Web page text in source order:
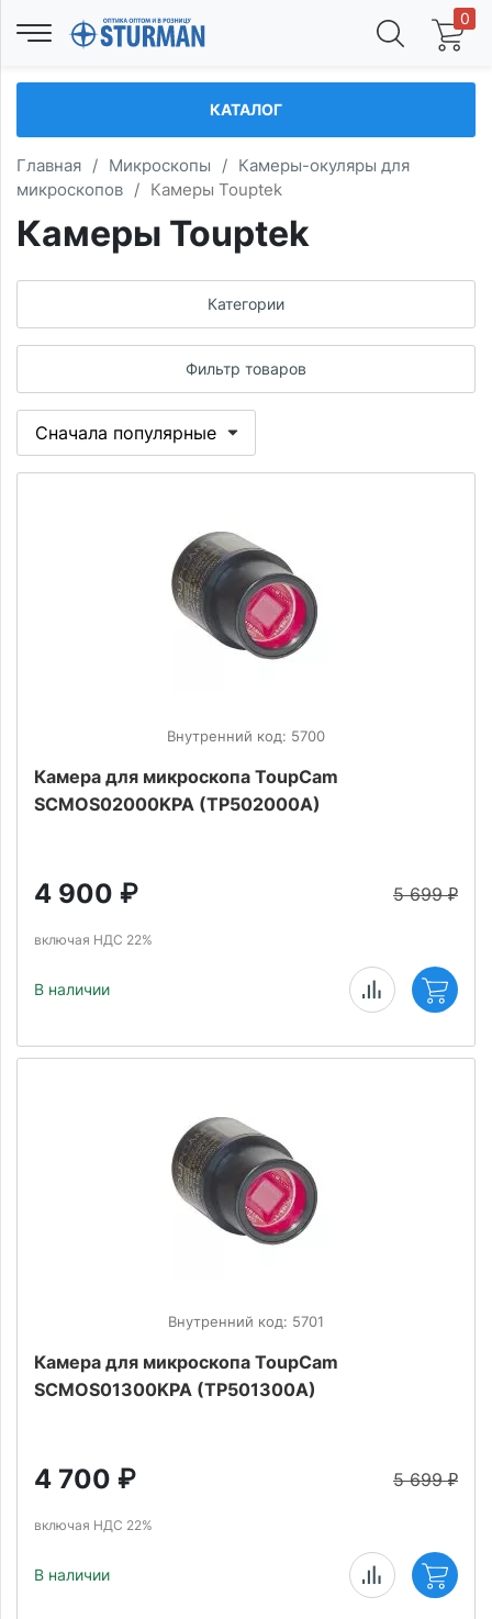
0
КАТАЛОГ
Главная / Микроскопы / Камеры-окуляры для
микроскопов / Камеры Touptek
Камеры Touptek
Категории
Фильтр товаров
Внутренний код: 5700
Камера для микроскопа ToupCam
SCMOS02000KPA (TP502000A)
5 699₽
4 900 ₽
включая НДС 22%
В наличии
Внутренний код: 5701
Камера для микроскопа ToupCam
SCMOS01300KPA (TP501300A)
5 699₽
4 700 ₽
включая НДС 22%
В наличии